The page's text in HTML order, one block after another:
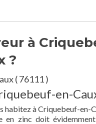
à
?
( 76111 )
en-
habitez à Criquebeuf-en-
zinc doit